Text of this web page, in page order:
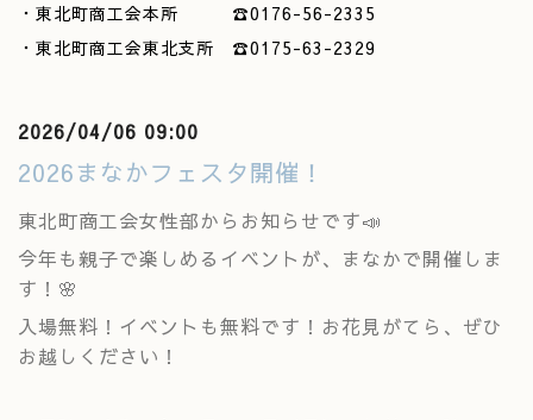
・東北町商工会本所 ☎0176-56-2335
・東北町商工会東北支所 ☎0175-63-2329
2026/04/06 09:00
2026まなかフェスタ開催！
東北町商工会女性部からお知らせです📣
今年も親子で楽しめるイベントが、まなかで開催しま
す！🌸
入場無料！イベントも無料です！お花見がてら、ぜひ
お越しください！